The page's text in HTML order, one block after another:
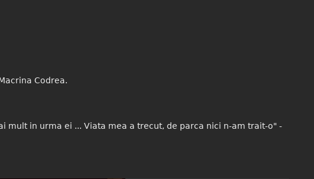
Codrea.
mult in urma ei ... Viata mea a trecut, de parca nici n-am trait-o" -